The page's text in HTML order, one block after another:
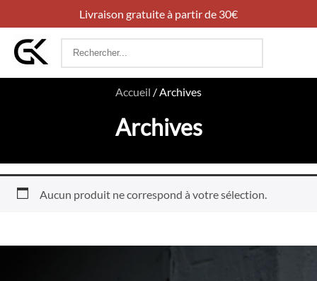
Livraison gratuite à partir de 30€
Rechercher
Accueil /Archives
Archives
Aucun produit ne correspond à votre sélection.